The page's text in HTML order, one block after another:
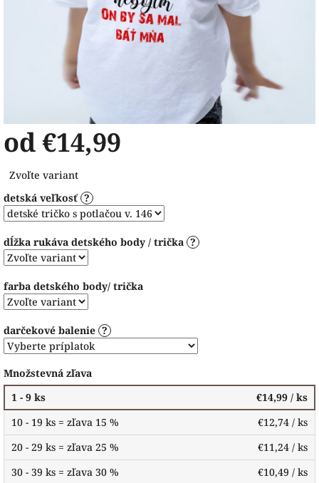
od €14,99
cena:
Zvoľte variant
detská veľkosť ?
dĺžka rukáva detského body / trička ?
farba detského body/ trička
darčekové balenie ?
Množstevná zľava
1 - 9 ks
€14,99 / ks
10 - 19 ks = zľava 15 %
€12,74 / ks
20 - 29 ks = zľava 25 %
€11,24 / ks
30 - 39 ks = zľava 30 %
€10,49 / ks